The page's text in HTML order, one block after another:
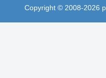
Copyright © 2008-2026